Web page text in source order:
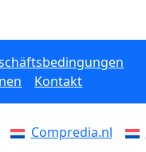
Kontakt
Compredia.nl